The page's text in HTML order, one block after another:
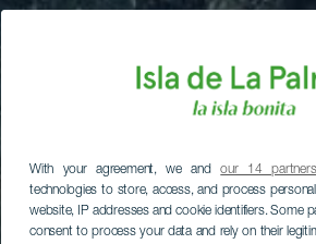
With your agreement, we andour 14 partners
technologies to store, access, and process
website, IP addresses and cookie identifiers. Some
consent to process your data and rely on their